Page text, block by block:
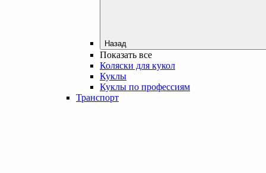
Назад
Показать все
Коляски для кукол
Куклы
Куклы по профессиям
Транспорт